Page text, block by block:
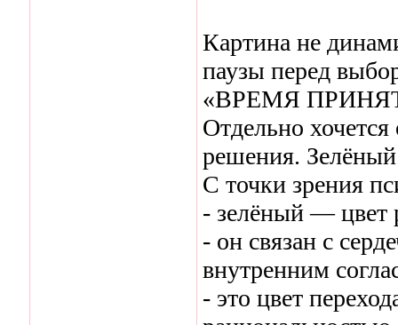
Картина не
паузы перед
«ВРЕМЯ
Отдельно хочется
решения.
С точки зрения
- зелёный — цвет
- он связан с
внутренним
- это цвет